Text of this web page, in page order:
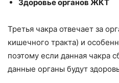
Здоровье органов ЖКТ
Третья чакра отвечает за
кишечного тракта) и
поэтому если данная чакра
данные органы будут